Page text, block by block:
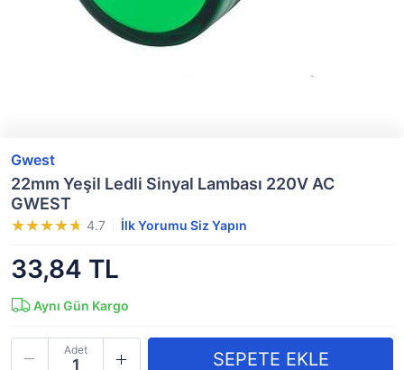
Gwest
22mm Yeşil Ledli Sinyal Lambası 220V AC
GWEST
4.7 İlk Yorumu Siz Yapın
33,84 TL
Aynı Gün Kargo
Adet